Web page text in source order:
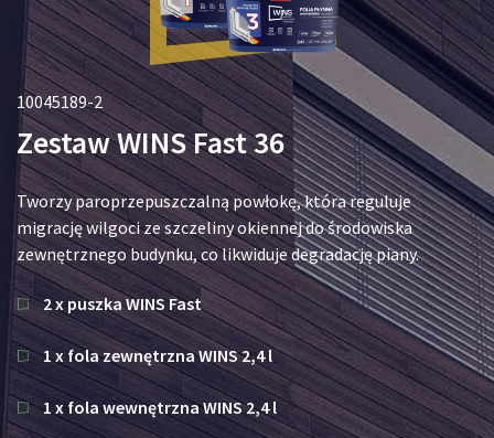
10045189-2
Zestaw WINS Fast 36
Tworzy paroprzepuszczalną powłokę, która reguluje
migrację wilgoci ze szczeliny okiennej do środowiska
zewnętrznego budynku, co likwiduje degradację piany.
2 x puszka WINS Fast
1 x fola zewnętrzna WINS 2,4 l
1 x fola wewnętrzna WINS 2,4 l